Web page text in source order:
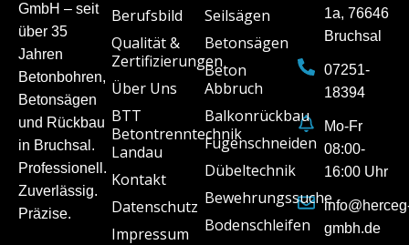
GmbH – seit
über 35
Jahren
Betonbohren,
Betonsägen
und Rückbau
in Bruchsal.
Professionell.
Zuverlässig.
Präzise.
Berufsbild
Qualität &
Zertifizierungen
Über Uns
BTT
Betontrenntechnik
Landau
Kontakt
Datenschutz
Impressum
Seilsägen
Betonsägen
Beton
Abbruch
Balkonrückbau
Fugenschneiden
Dübeltechnik
Bewehrungssuche
Bodenschleifen
1a, 76646
Bruchsal
07251-
18394
Mo-Fr
08:00-
16:00 Uhr
gmbh.de